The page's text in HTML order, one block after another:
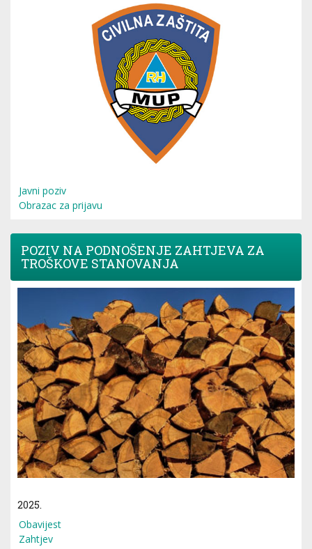
Javni poziv
Obrazac za prijavu
POZIV NA PODNOŠENJE ZAHTJEVA ZA
TROŠKOVE STANOVANJA
2025.
Obavijest
Zahtjev